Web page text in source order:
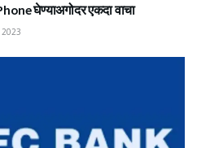
घेण्याअगोदर एकदा वाचा
2023